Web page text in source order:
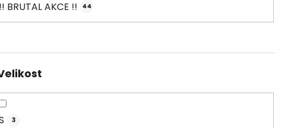
BRUTAL AKCE !! 44
3